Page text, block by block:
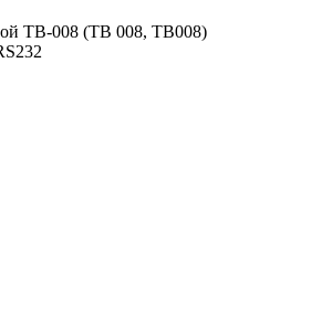
ТВ-008 (ТВ 008, ТВ008)